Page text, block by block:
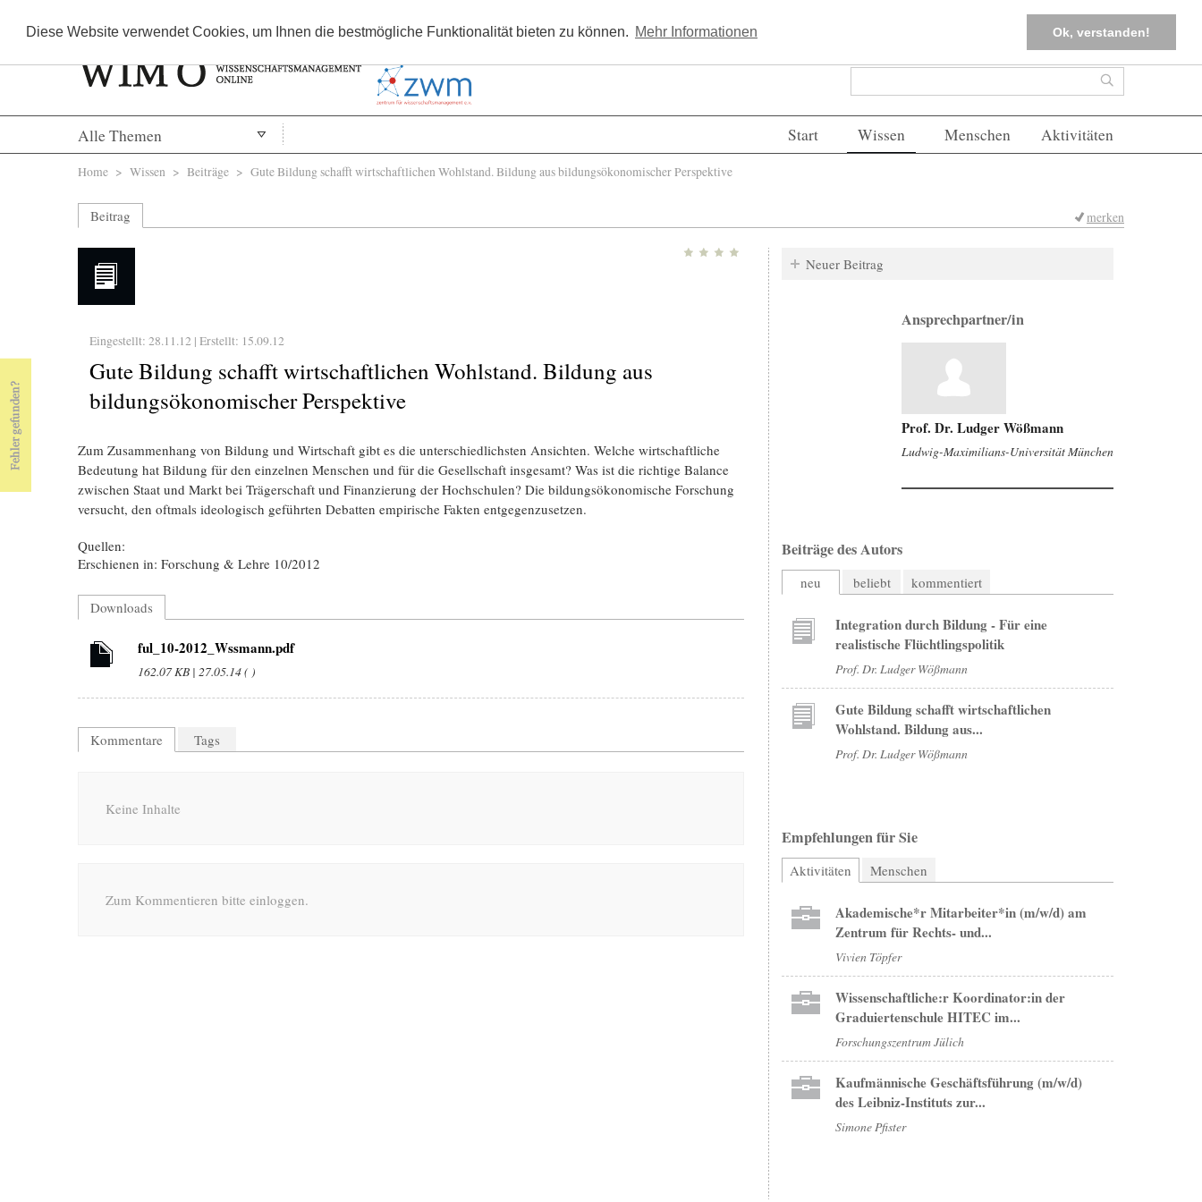
Diese Website verwendet Cookies, um Ihnen die bestmögliche Funktionalität bieten zu können. Mehr Informationen Ok, verstanden!
Kostenlos registrieren FAQs Einloggen
Suchformular Suche
Alle Themen Start Wissen Menschen Aktivitäten
Sie sind hier
Home > Wissen > Beiträge > Gute Bildung schafft wirtschaftlichen Wohlstand. Bildung aus bildungsökonomischer Perspektive
Beitrag merken
Eingestellt: 28.11.12 | Erstellt: 15.09.12
Gute Bildung schafft wirtschaftlichen Wohlstand. Bildung aus
bildungsökonomischer Perspektive
Zum Zusammenhang von Bildung und Wirtschaft gibt es die unterschiedlichsten Ansichten. Welche wirtschaftliche
Bedeutung hat Bildung für den einzelnen Menschen und für die Gesellschaft insgesamt? Was ist die richtige Balance
zwischen Staat und Markt bei Trägerschaft und Finanzierung der Hochschulen? Die bildungsökonomische Forschung
versucht, den oftmals ideologisch geführten Debatten empirische Fakten entgegenzusetzen.
Quellen:
Erschienen in: Forschung & Lehre 10/2012
Downloads
ful_10-2012_Wssmann.pdf
162.07 KB | 27.05.14 ( )
Kommentare Tags
Keine Inhalte
Zum Kommentieren bitte einloggen.
Neuer Beitrag
Ansprechpartner/in
Prof. Dr. Ludger Wößmann
Ludwig-Maximilians-Universität München
Beiträge des Autors
neu beliebt kommentiert
Integration durch Bildung - Für eine
realistische Flüchtlingspolitik
Prof. Dr. Ludger Wößmann
Gute Bildung schafft wirtschaftlichen
Wohlstand. Bildung aus...
Prof. Dr. Ludger Wößmann
Empfehlungen für Sie
Aktivitäten (aktiver Reiter)
Menschen
Akademische*r Mitarbeiter*in (m/w/d) am
Zentrum für Rechts- und...
Vivien Töpfer
Wissenschaftliche:r Koordinator:in der
Graduiertenschule HITEC im...
Forschungszentrum Jülich
Kaufmännische Geschäftsführung (m/w/d)
des Leibniz-Instituts zur...
Simone Pfister